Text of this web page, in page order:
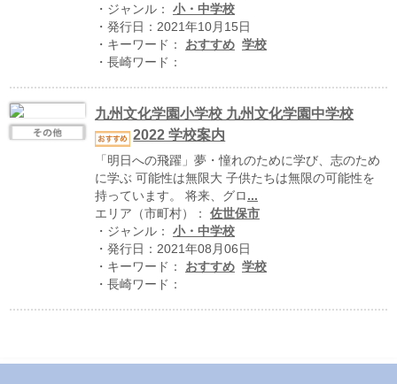
・ジャンル： 小・中学校
・発行日：2021年10月15日
・キーワード： おすすめ 学校
・長崎ワード：
九州文化学園小学校 九州文化学園中学校
2022 学校案内
「明日への飛躍」夢・憧れのために学び、志のため
に学ぶ 可能性は無限大 子供たちは無限の可能性を
持っています。 将来、グロ ...
エリア（市町村）： 佐世保市
・ジャンル： 小・中学校
・発行日：2021年08月06日
・キーワード： おすすめ 学校
・長崎ワード：
小・中学校ナビ
いきebooks
ながよebooks
ごとうebooks
おおむらebooks
みなみしまばらebooks
はさみebooks
ながさき市ebooks